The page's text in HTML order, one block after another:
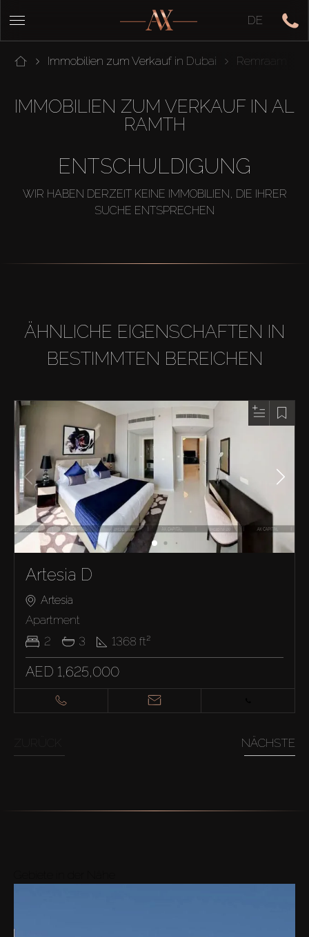
DE
Immobilien zum Verkauf in Dubai Remraam
IMMOBILIEN ZUM VERKAUF IN AL
RAMTH
ENTSCHULDIGUNG
WIR HABEN DERZEIT KEINE IMMOBILIEN, DIE IHRER
SUCHE ENTSPRECHEN
ÄHNLICHE EIGENSCHAFTEN IN
BESTIMMTEN BEREICHEN
Artesia D
Artesia
Apartment
2
3 1368 ft²
AED 1,625,000
NÄCHSTE